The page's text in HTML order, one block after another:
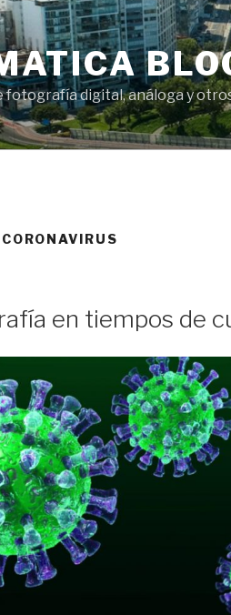
fotografía digital, análoga y
CORONAVIRUS
en tiempos de